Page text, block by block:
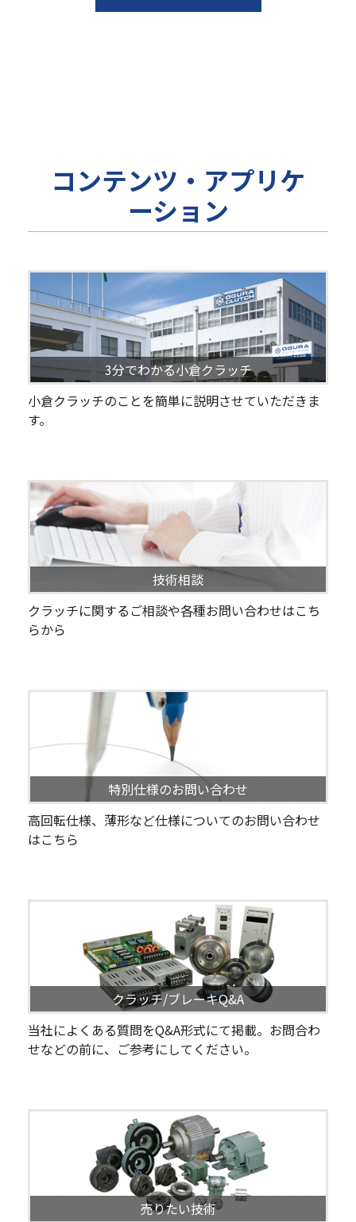
コンテンツ・アプリケ
ーション
3分でわかる小倉クラッチ
小倉クラッチのことを簡単に説明させていただきま
す。
技術相談
クラッチに関するご相談や各種お問い合わせはこち
らから
特別仕様のお問い合わせ
高回転仕様、薄形など仕様についてのお問い合わせ
はこちら
クラッチ/ブレーキQ&A
当社によくある質問をQ&A形式にて掲載。お問合わ
せなどの前に、ご参考にしてください。
売りたい技術